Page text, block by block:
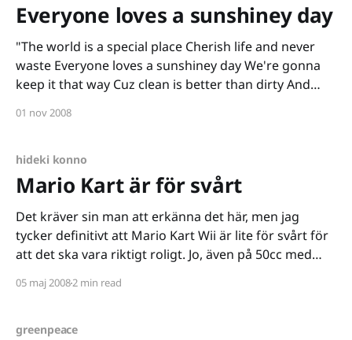
Everyone loves a sunshiney day
"The world is a special place Cherish life and never
waste Everyone loves a sunshiney day We're gonna
keep it that way Cuz clean is better than dirty And
hand Mario can't do
01 nov 2008
hideki konno
Mario Kart är för svårt
Det kräver sin man att erkänna det här, men jag
tycker definitivt att Mario Kart Wii är lite för svårt för
att det ska vara riktigt roligt. Jo, även på 50cc med
för enkelt att hamna i ledning under loppets gång.
05 maj 20082 min read
greenpeace